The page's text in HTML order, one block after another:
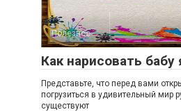
Полезное
Как нарисовать бабу
Представьте, что перед вами
погрузиться в удивительный мир
существуют